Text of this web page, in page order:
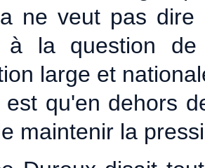
ne veut pas
à la question de
large et
est qu'en dehors
maintenir la